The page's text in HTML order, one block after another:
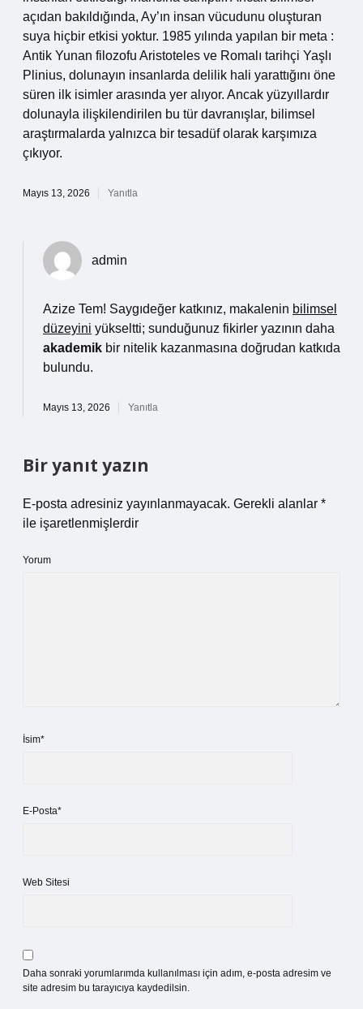
açıdan bakıldığında, Ay’ın insan vücudunu oluşturan
suya hiçbir etkisi yoktur. 1985 yılında yapılan bir meta :
Antik Yunan filozofu Aristoteles ve Romalı tarihçi Yaşlı
Plinius, dolunayın insanlarda delilik hali yarattığını öne
süren ilk isimler arasında yer alıyor. Ancak yüzyıllardır
dolunayla ilişkilendirilen bu tür davranışlar, bilimsel
araştırmalarda yalnızca bir tesadüf olarak karşımıza
çıkıyor.
Mayıs 13, 2026 Yanıtla
admin
Azize Tem! Saygıdeğer katkınız, makalenin bilimsel
düzeyini yükseltti; sunduğunuz fikirler yazının daha
akademik bir nitelik kazanmasına doğrudan katkıda
bulundu.
Mayıs 13, 2026 Yanıtla
Bir yanıt yazın
E-posta adresiniz yayınlanmayacak. Gerekli alanlar *
ile işaretlenmişlerdir
Yorum
İsim*
E-Posta*
Web Sitesi
Daha sonraki yorumlarımda kullanılması için adım, e-posta adresim ve
site adresim bu tarayıcıya kaydedilsin.